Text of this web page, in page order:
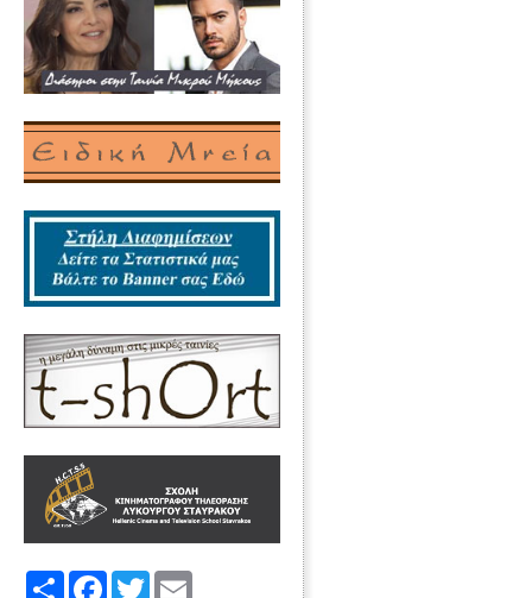
Share FacebookTwitter